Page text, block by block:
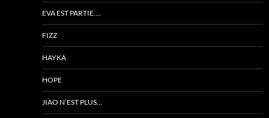
EVA EST PARTIE….
FIZZ
HAYKA
HOPE
JIAO N’EST PLUS…